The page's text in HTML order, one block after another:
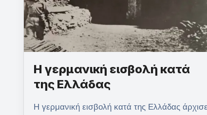
Η γερμανική εισβολή κατά
της Ελλάδας
Η γερμανική εισβολή κατά της Ελλάδας άρχισε